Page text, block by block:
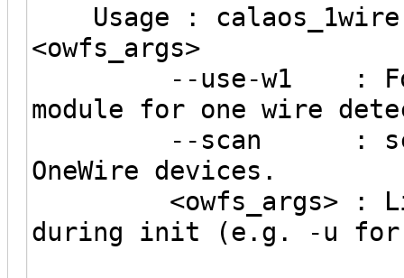
Usage :
<owfs_args>
--use-w1 : Force
module for one wire
--scan : scan
OneWire devices.
<owfs_args> : List
during init (e.g. -u for